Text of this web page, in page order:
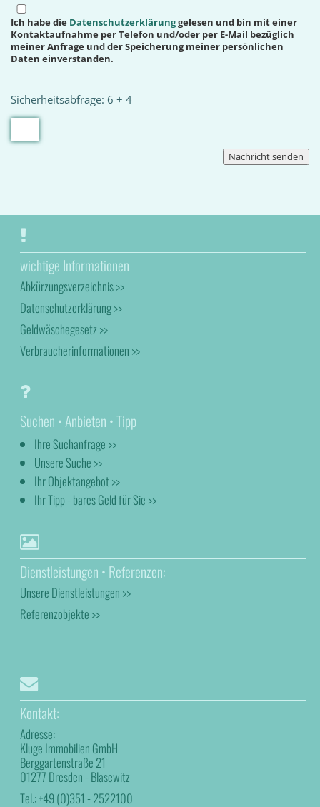
Ich habe die Datenschutzerklärunggelesen und bin mit einer
Kontaktaufnahme per Telefon und/oder per E-Mail bezüglich
meiner Anfrage und der Speicherung meiner persönlichen
Daten einverstanden.
Sicherheitsabfrage: 6 + 4 =
wichtige Informationen
Abkürzungsverzeichnis >>
Datenschutzerklärung >>
Geldwäschegesetz >>
Verbraucherinformationen >>
Suchen • Anbieten • Tipp
Ihre Suchanfrage >>
Unsere Suche >>
Ihr Objektangebot >>
Ihr Tipp - bares Geld für Sie >>
Dienstleistungen • Referenzen:
Unsere Dienstleistungen >>
Referenzobjekte >>
Kontakt:
Adresse:
Kluge Immobilien GmbH
Berggartenstraße 21
01277 Dresden - Blasewitz
Tel.:+49 (0)351 - 2522100